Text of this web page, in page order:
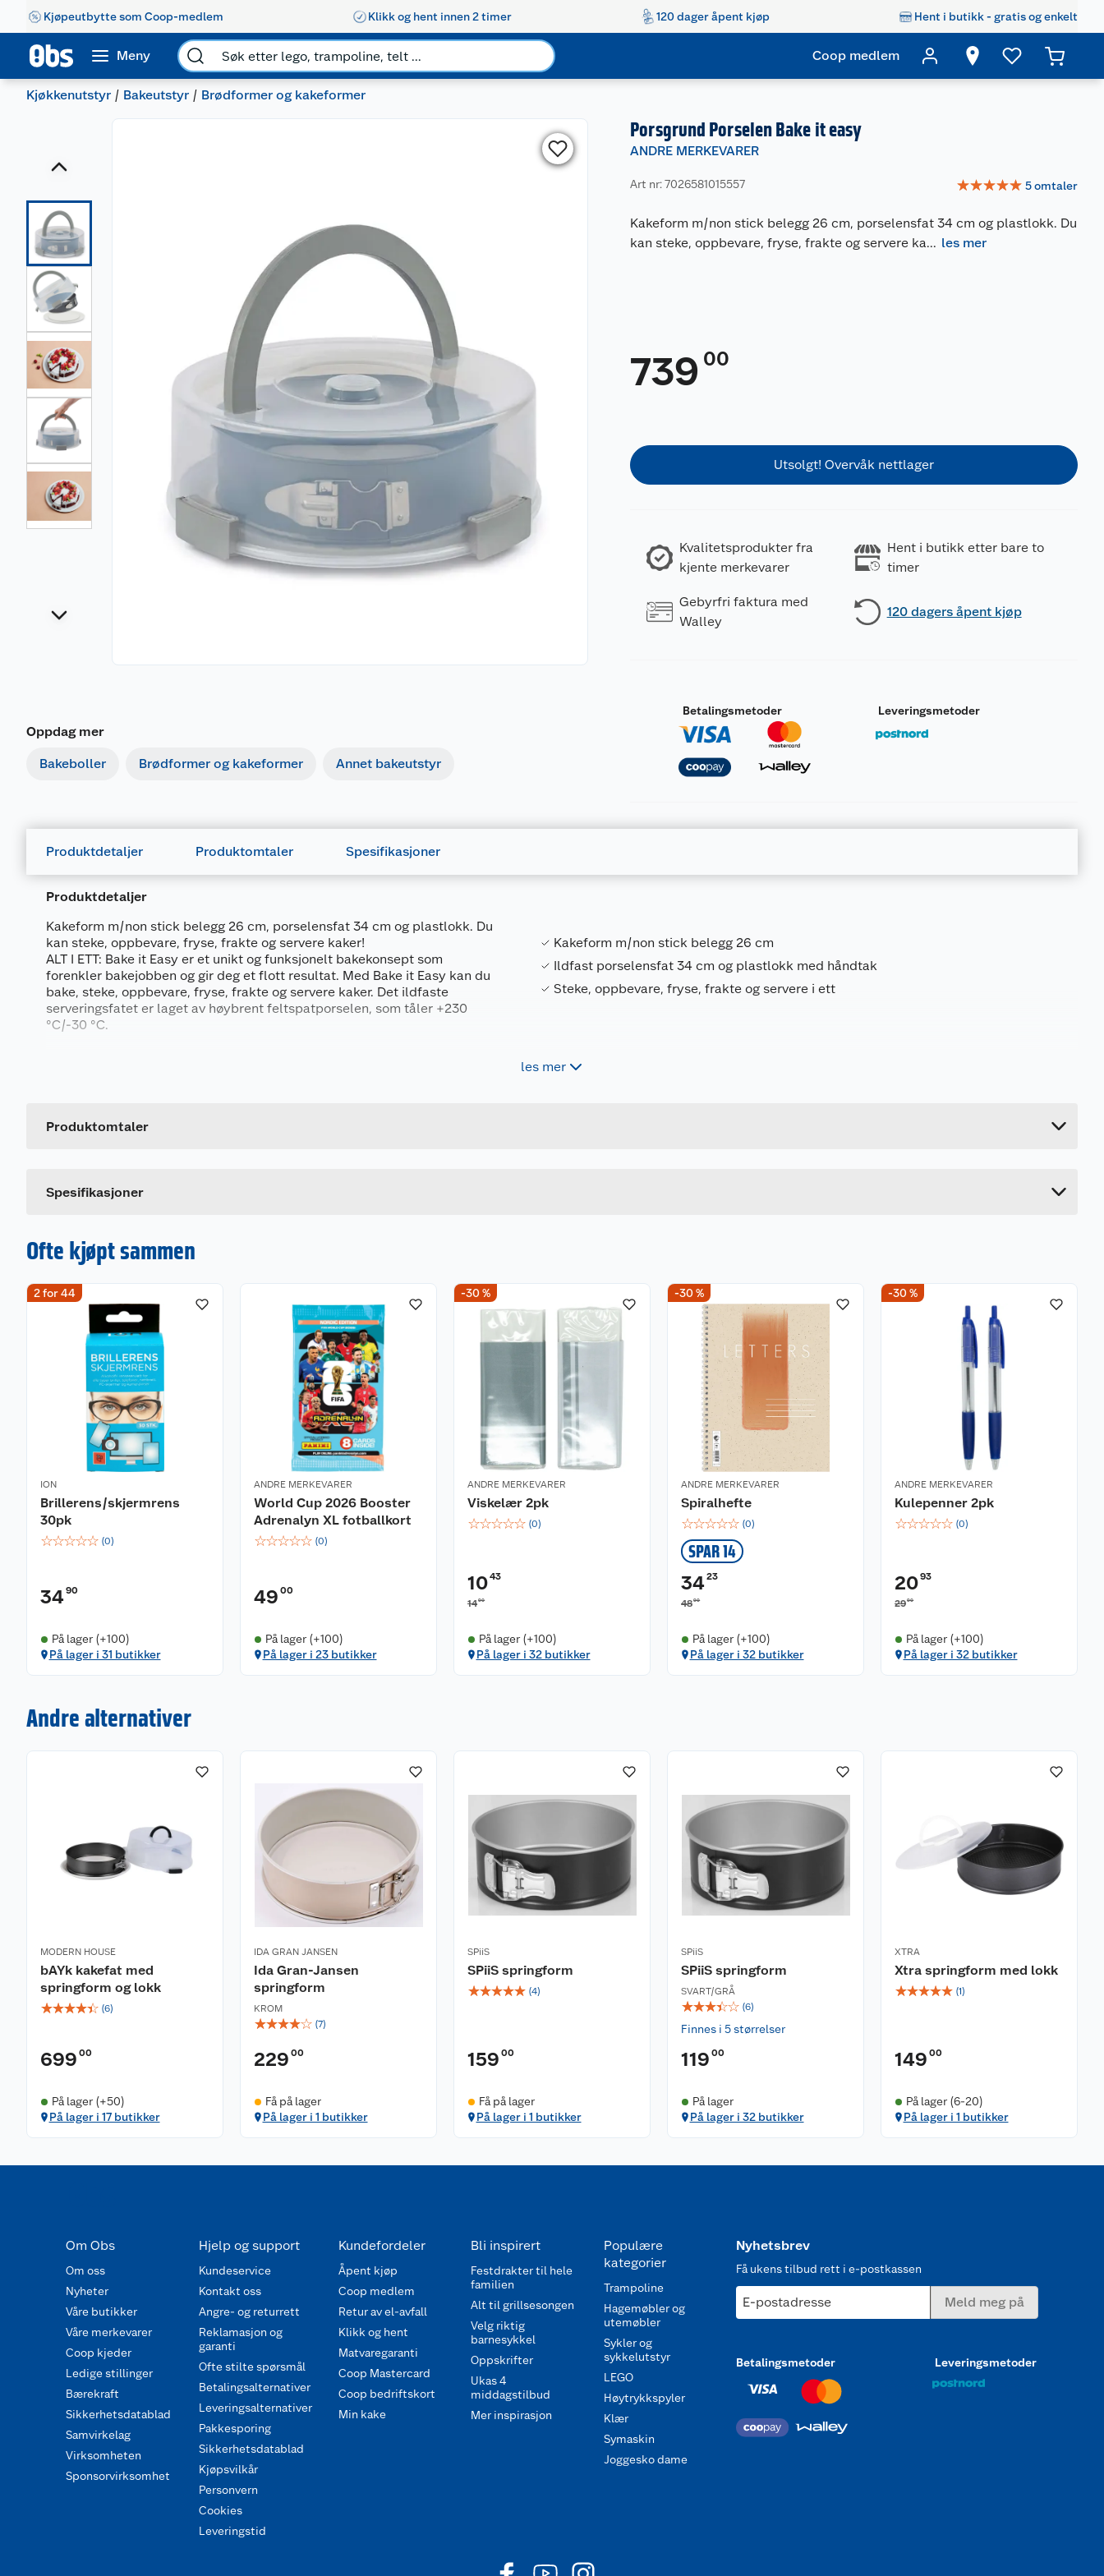
Kjøpeutbytte som Coop-medlem Klikk og hent innen 2 timer 120 dager åpent kjøp Hent i butikk - gratis og enkelt
Meny Coop medlem
Kjøkkenutstyr Bakeutstyr Brødformer og kakeformer
Oppdag mer
Bakeboller Brødformer og kakeformer Annet bakeutstyr
Porsgrund Porselen Bake it easy
ANDRE MERKEVARER
Art nr: 7026581015557 ☆☆☆☆☆ 5omtaler
Kakeform m/non stick belegg 26 cm, porselensfat 34 cm og plastlokk. Du
kan steke, oppbevare, fryse, frakte og servere ka... les mer
739 00
Utsolgt! Overvåk nettlager
Kvalitetsprodukter fra
kjente merkevarer
Hent i butikk etter bare to
timer
Gebyrfri faktura med
Walley
120 dagers åpent kjøp
Betalingsmetoder Leveringsmetoder
Produktdetaljer Produktomtaler Spesifikasjoner
Produktdetaljer
Kakeform m/non stick belegg 26 cm, porselensfat 34 cm og plastlokk. Du
kan steke, oppbevare, fryse, frakte og servere kaker!
ALT I ETT: Bake it Easy er et unikt og funksjonelt bakekonsept som
forenkler bakejobben og gir deg et flott resultat. Med Bake it Easy kan du
bake, steke, oppbevare, fryse, frakte og servere kaker. Det ildfaste
serveringsfatet er laget av høybrent feltspatporselen, som tåler +230
°C/-30 °C.
Kakeform m/non stick belegg 26 cm
Ildfast porselensfat 34 cm og plastlokk med håndtak
Steke, oppbevare, fryse, frakte og servere i ett
les mer
Produktomtaler
Spesifikasjoner
Leverandørens artikkelnummer
Forpakningsmål
Ofte kjøpt sammen
2 for 44
ION
Brillerens/skjermrens
30pk
☆☆☆☆☆ (0)
3490
På lager (+100)
På lager i 31 butikker
ANDRE MERKEVARER
World Cup 2026 Booster
Adrenalyn XL fotballkort
☆☆☆☆☆ (0)
49 00
På lager (+100)
På lager i 23 butikker
-30 %
ANDRE MERKEVARER
Viskelær 2pk
☆☆☆☆☆ (0)
1043
1490
På lager (+100)
På lager i 32 butikker
-30 %
ANDRE MERKEVARER
Spiralhefte
☆☆☆☆☆ (0)
SPAR 14
3423
4890
På lager (+100)
På lager i 32 butikker
-30 %
ANDRE MERKEVARER
Kulepenner 2pk
☆☆☆☆☆ (0)
2093
2990
På lager (+100)
På lager i 32 butikker
Andre alternativer
MODERN HOUSE
bAYk kakefat med
springform og lokk
☆☆☆☆☆ (6)
699 00
På lager (+50)
På lager i 17 butikker
IDA GRAN JANSEN
Ida Gran-Jansen
springform
KROM
☆☆☆☆☆ (7)
229 00
Få på lager
På lager i 1 butikker
SPiiS
SPiiS springform
☆☆☆☆☆ (4)
159 00
Få på lager
På lager i 1 butikker
SPiiS
SPiiS springform
SVART/GRÅ
☆☆☆☆☆ (6)
Finnes i 5 størrelser
119 00
På lager
På lager i 32 butikker
XTRA
Xtra springform med lokk
☆☆☆☆☆ (1)
149 00
På lager (6-20)
På lager i 1 butikker
Om Obs
Om oss
Nyheter
Våre butikker
Våre merkevarer
Coop kjeder
Ledige stillinger
Bærekraft
Sikkerhetsdatablad
Samvirkelag
Virksomheten
Sponsorvirksomhet
Hjelp og support
Kundeservice
Kontakt oss
Angre- og returrett
Reklamasjon og
garanti
Ofte stilte spørsmål
Betalingsalternativer
Leveringsalternativer
Pakkesporing
Sikkerhetsdatablad
Kjøpsvilkår
Personvern
Cookies
Leveringstid
Kundefordeler
Åpent kjøp
Coop medlem
Retur av el-avfall
Klikk og hent
Matvaregaranti
Coop Mastercard
Coop bedriftskort
Min kake
Bli inspirert
Festdrakter til hele
familien
Alt til grillsesongen
Velg riktig
barnesykkel
Oppskrifter
Ukas 4
middagstilbud
Mer inspirasjon
Populære
kategorier
Trampoline
Hagemøbler og
utemøbler
Sykler og
sykkelutstyr
LEGO
Høytrykkspyler
Klær
Symaskin
Joggesko dame
Nyhetsbrev
Få ukens tilbud rett i e-postkassen
E-postadresse Meld meg på
Betalingsmetoder Leveringsmetoder